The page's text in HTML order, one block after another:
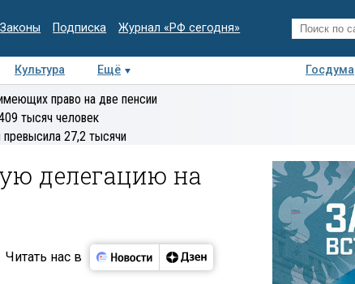
Законы Подписка Журнал «РФ сегодня»
Культура Ещё Госдума
Колумнисты
Деловая
право на две пенсии
тысяч человек
27,2 тысячи
делегацию на
Читать нас в